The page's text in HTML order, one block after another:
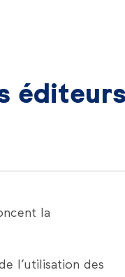
la
l’utilisation des